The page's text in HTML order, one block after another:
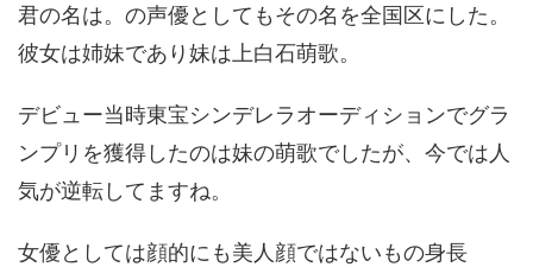
君の名は。の声優としてもその名を全国区にした。
彼女は姉妹であり妹は上白石萌歌。
デビュー当時東宝シンデレラオーディションでグラ
ンプリを獲得したのは妹の萌歌でしたが、今では人
気が逆転してますね。
女優としては顔的にも美人顔ではないもの身長